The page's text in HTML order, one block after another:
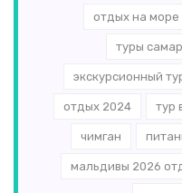
отдых на
туры
экскурсионный
отдых 2024 тур
чимган
мальдивы 2026